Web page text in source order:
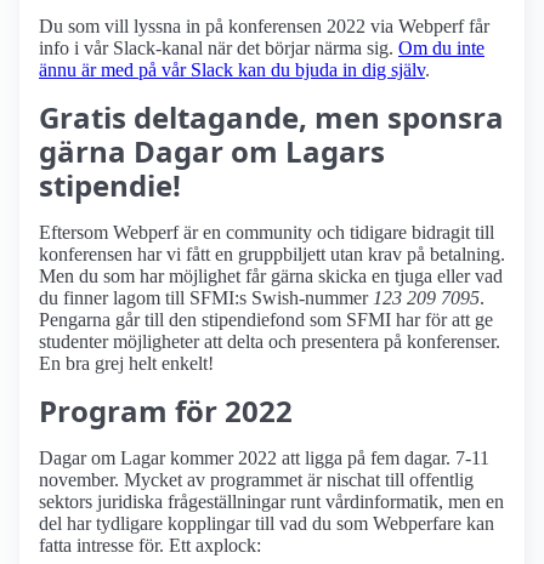
Du som vill lyssna in på konferensen 2022 via Webperf får
info i vår Slack-kanal när det börjar närma sig. Om du inte
ännu är med på vår Slack kan du bjuda in dig själv.
Gratis deltagande, men sponsra
gärna Dagar om Lagars
stipendie!
Eftersom Webperf är en community och tidigare bidragit till
konferensen har vi fått en gruppbiljett utan krav på betalning.
Men du som har möjlighet får gärna skicka en tjuga eller vad
du finner lagom till SFMI:s Swish-nummer 123 209 7095.
Pengarna går till den stipendiefond som SFMI har för att ge
studenter möjligheter att delta och presentera på konferenser.
En bra grej helt enkelt!
Program för 2022
Dagar om Lagar kommer 2022 att ligga på fem dagar. 7-11
november. Mycket av programmet är nischat till offentlig
sektors juridiska frågeställningar runt vårdinformatik, men en
del har tydligare kopplingar till vad du som Webperfare kan
fatta intresse för. Ett axplock: